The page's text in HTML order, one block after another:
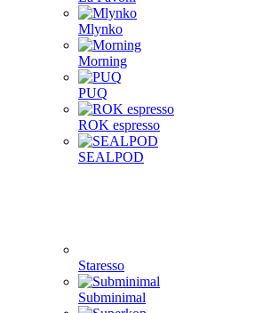
Mlynko
Morning
PUQ
ROK espresso
SEALPOD
Staresso
Subminimal